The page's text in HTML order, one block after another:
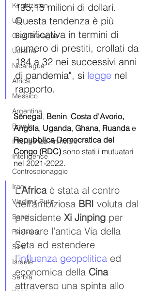
Kirghizistan
UE
Gran Bretagna
Ucraina
Nicaragua
Africa
Messico
Argentina
Brasile
Intelligenza Artificiale
Intelligence
Controspionaggio
Iran
Vladimir Putin
Sahel
Pakistan
Siria
Israele
Serbia
135,15 milioni di dollari.
Questa tendenza è più
significativa in termini di
numero di prestiti, crollati da
184 a 32 nei successivi anni
di pandemia", si legge nel
rapporto.
Senegal, Benin, Costa d'Avorio,
Angola, Uganda, Ghana, Ruanda e
Repubblica Democratica del
Congo (RDC) sono stati i mutuatari
nel 2021-2022.
L’Africa è stata al centro
dell’ambiziosa BRI voluta dal
presidente Xi Jinping per
ricreare l’antica Via della
Seta ed estendere
l’influenza geopolitica ed
economica della Cina
attraverso una spinta allo